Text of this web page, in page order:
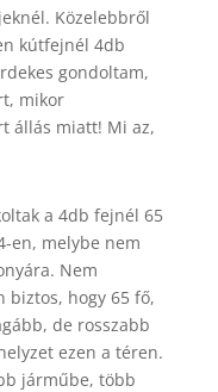
Közelebbről
kútfejnél 4db
gondoltam,
mikor
állás miatt! Mi az,
a 4db fejnél 65
en, melybe nem
Nem
biztos, hogy 65 fő,
de rosszabb
ezen a téren.
járműbe, több